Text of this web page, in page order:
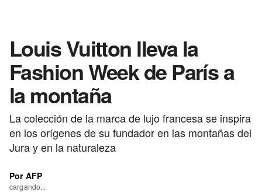
Louis Vuitton lleva la
Fashion Week de París a
la montaña
La colección de la marca de lujo francesa se inspira
en los orígenes de su fundador en las montañas del
Jura y en la naturaleza
Por AFP
cargando...